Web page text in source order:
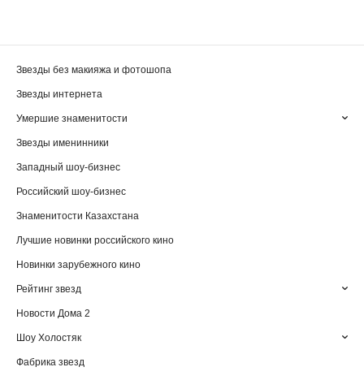
Звезды без макияжа и фотошопа
Звезды интернета
Умершие знаменитости
Звезды именинники
Западный шоу-бизнес
Российский шоу-бизнес
Знаменитости Казахстана
Лучшие новинки российского кино
Новинки зарубежного кино
Рейтинг звезд
Новости Дома 2
Шоу Холостяк
Фабрика звезд